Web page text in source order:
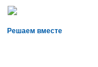
Решаем вместе